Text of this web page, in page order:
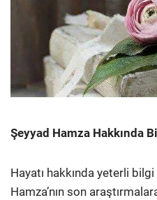
Şeyyad Hamza Hakkında
Hayatı hakkında yeterli
Hamza’nın son